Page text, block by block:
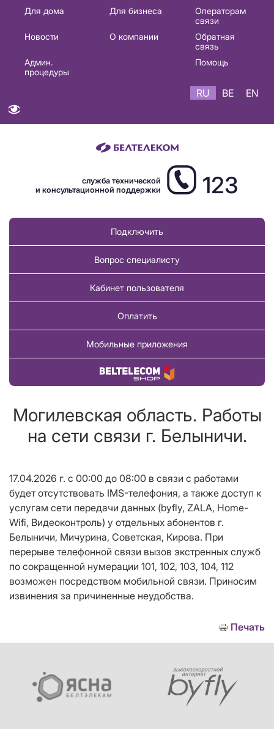
Основная
навигация
Для дома Для бизнеса
Операторам
связи
Новости
О компании
Обратная
связь
Админ.
процедуры
Помощь
RU BE EN
служба технической
и консультационной поддержки
123
Подключить
Вопрос специалисту
Кабинет пользователя
Оплатить
Мобильные приложения
Купить товар
Могилевская область. Работы
на сети связи г. Белыничи.
17.04.2026 г. с 00:00 до 08:00 в связи с работами
будет отсутствовать IMS-телефония, а также доступ к
услугам сети передачи данных (byfly, ZALA, Home-
Wifi, Видеоконтроль) у отдельных абонентов г.
Белыничи, Мичурина, Советская, Кирова. При
перерыве телефонной связи вызов экстренных служб
по сокращенной нумерации 101, 102, 103, 104, 112
возможен посредством мобильной связи. Приносим
извинения за причиненные неудобства.
Печать